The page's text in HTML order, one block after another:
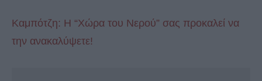
Καμπότζη: Η “Χώρα του Νερού” σας προκαλεί να
την ανακαλύψετε!